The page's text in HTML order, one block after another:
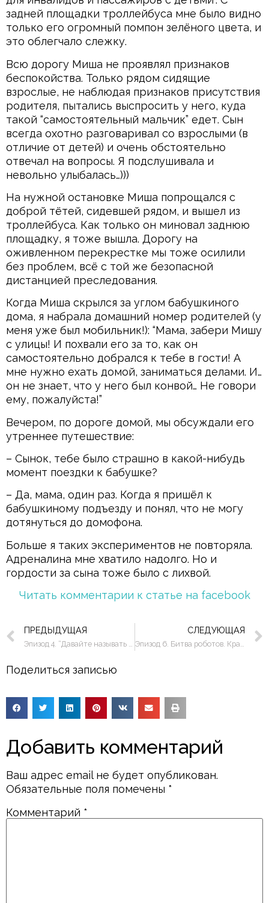
задней площадки троллейбуса мне было видно
только его огромный помпон зелёного цвета, и
это облегчало слежку.
Всю дорогу Миша не проявлял признаков
беспокойства. Только рядом сидящие
взрослые, не наблюдая признаков присутствия
родителя, пытались выспросить у него, куда
такой “самостоятельный мальчик” едет. Сын
всегда охотно разговаривал со взрослыми (в
отличие от детей) и очень обстоятельно
отвечал на вопросы. Я подслушивала и
невольно улыбалась…)))
На нужной остановке Миша попрощался с
доброй тётей, сидевшей рядом, и вышел из
троллейбуса. Как только он миновал заднюю
площадку, я тоже вышла. Дорогу на
оживленном перекрестке мы тоже осилили
без проблем, всё с той же безопасной
дистанцией преследования.
Когда Миша скрылся за углом бабушкиного
дома, я набрала домашний номер родителей (у
меня уже был мобильник!): “Мама, забери Мишу
с улицы! И похвали его за то, как он
самостоятельно добрался к тебе в гости! А
мне нужно ехать домой, заниматься делами. И…
он не знает, что у него был конвой… Не говори
ему, пожалуйста!”
Вечером, по дороге домой, мы обсуждали его
утреннее путешествие:
– Сынок, тебе было страшно в какой-нибудь
момент поездки к бабушке?
– Да, мама, один раз. Когда я пришёл к
бабушкиному подъезду и понял, что не могу
дотянуться до домофона.
Больше я таких экспериментов не повторяла.
Адреналина мне хватило надолго. Но и
гордости за сына тоже было с лихвой.
Читать комментарии к статье на facebook
ПРЕДЫДУЩАЯ СЛЕДУЮЩАЯ
Поделиться записью
Добавить комментарий
Ваш адрес email не будет опубликован.
Обязательные поля помечены *
Комментарий *